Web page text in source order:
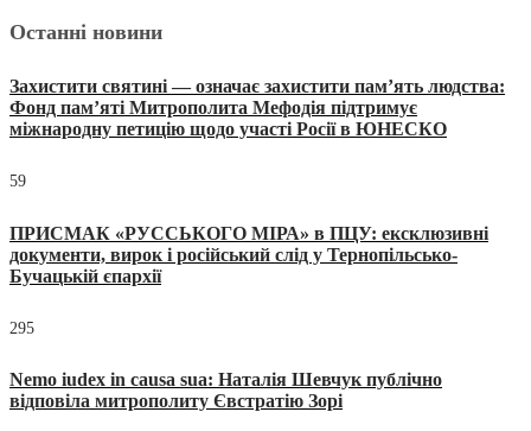
Останні новини
Захистити святині — означає захистити пам’ять людства:
Фонд пам’яті Митрополита Мефодія підтримує
міжнародну петицію щодо участі Росії в ЮНЕСКО
59
ПРИСМАК «РУССЬКОГО МІРА» в ПЦУ: ексклюзивні
документи, вирок і російський слід у Тернопільсько-
Бучацькій єпархії
295
Nemo iudex in causa sua: Наталія Шевчук публічно
відповіла митрополиту Євстратію Зорі